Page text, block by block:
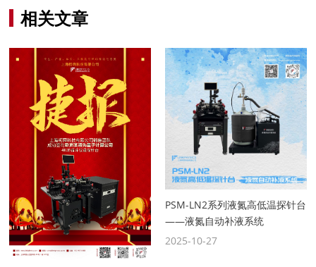
相关文章
PSM-LN2系列液氮高低温探针台
——液氮自动补液系统
2025-10-27